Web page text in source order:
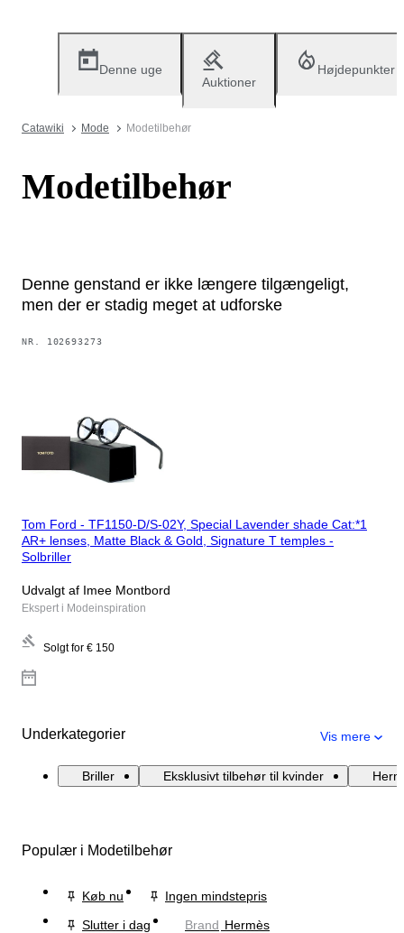
Denne uge
Auktioner
Højdepunkter
Catawiki Mode Modetilbehør
Modetilbehør
Denne genstand er ikke længere tilgængeligt,
men der er stadig meget at udforske
NR. 102693273
Tom Ford - TF1150-D/S-02Y, Special Lavender shade Cat:*1
AR+ lenses, Matte Black & Gold, Signature T temples -
Solbriller
Udvalgt af Imee Montbord
Ekspert i Modeinspiration
Solgt for € 150
Underkategorier Vis mere
Briller Eksklusivt tilbehør til kvinder
Populær i Modetilbehør
Køb nu
Ingen mindstepris
Slutter i dag
Brand Hermès